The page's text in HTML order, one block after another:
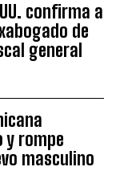
confirma a
de
general
y rompe
masculino